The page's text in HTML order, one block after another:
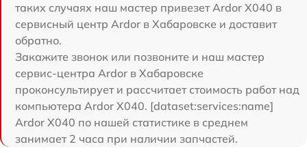
таких случаях наш мастер привезет Ardor X040 в
сервисный центр Ardor в Хабаровске и доставит
обратно.
Закажите звонок или позвоните и наш мастер
сервис-центра Ardor в Хабаровске
проконсультирует и рассчитает стоимость работ над
компьютера Ardor X040. [dataset:services:name]
Ardor X040 по нашей статистике в среднем
занимает 2 часа при наличии запчастей.